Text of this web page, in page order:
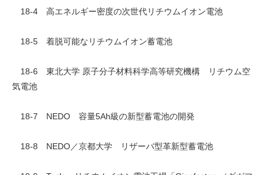
18-4 高エネルギー密度の次世代リチウムイオン電池
18-5 着脱可能なリチウムイオン蓄電池
18-6 東北大学 原子分子材料科学高等研究機構 リチウム空
気電池
18-7 NEDO 容量5Ah級の新型蓄電池の開発
18-8 NEDO／京都大学 リザーバ型革新型蓄電池